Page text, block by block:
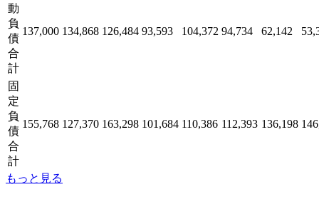
動
負
債
合
計
137,000 134,868 126,484 93,593 104,372 94,734 62,142
固
定
負
債
合
計
155,768 127,370 163,298 101,684 110,386 112,393 136,198
もっと見る